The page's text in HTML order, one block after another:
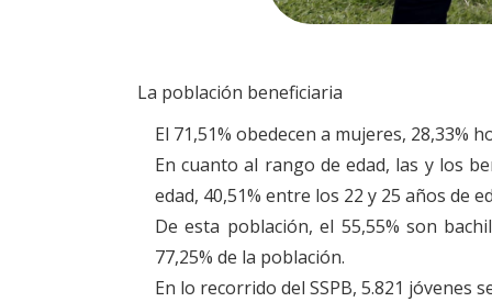
La población beneficiaria
El 71,51% obedecen a mujeres, 28,33%
En cuanto al rango de edad, las y los
edad, 40,51% entre los 22 y 25 años de
De esta población, el 55,55% son
77,25% de la población.
En lo recorrido del SSPB, 5.821 jóvenes